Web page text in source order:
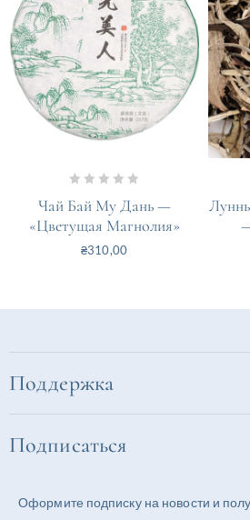
Чай Бай Му Дань —
«Цветущая Магнолия»
₴310,00
Поддержка
Подписаться
Оформите подписку на новости и